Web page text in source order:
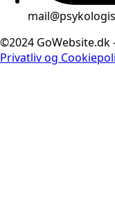
©2024 GoWebsite.dk
Privatliv og